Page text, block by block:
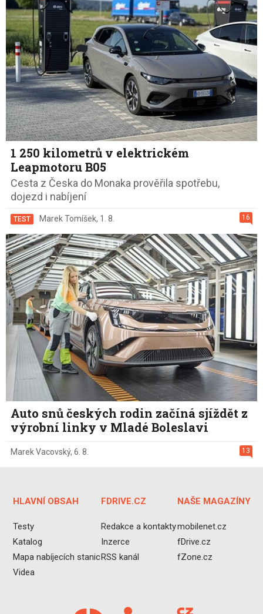
1 250 kilometrů v elektrickém
Leapmotoru B05
Cesta z Česka do Monaka prověřila spotřebu,
dojezd i nabíjení
16
TEST Marek Tomíšek, 1. 8.
Auto snů českých rodin začíná sjíždět z
výrobní linky v Mladé Boleslavi
13
Marek Vacovský, 6. 8.
HLAVNÍ OBSAH
Testy
Katalog
Mapa nabíjecích stanic
Videa
FDRIVE.CZ
Redakce a kontakty
Inzerce
RSS kanál
NAŠE MAGAZÍNY
mobilenet.cz
fDrive.cz
fZone.cz